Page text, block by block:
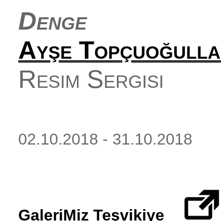
Denge
Ayşe
Resim Sergisi
02.10.2018 - 31.10.2018
GaleriMiz Teşvikiye